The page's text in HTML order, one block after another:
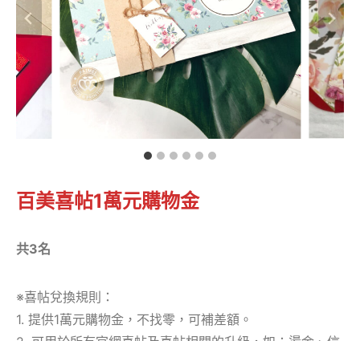
百美喜帖1萬元購物金
共3名
※喜帖兌換規則：
1. 提供1萬元購物金，不找零，可補差額。